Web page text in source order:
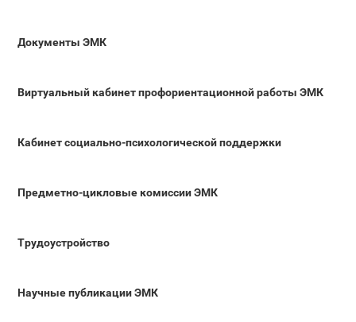
Документы ЭМК
Виртуальный кабинет профориентационной работы ЭМК
Кабинет социально-психологической поддержки
Предметно-цикловые комиссии ЭМК
Трудоустройство
Научные публикации ЭМК